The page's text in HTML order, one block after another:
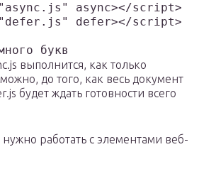
async></script>
defer></script>
букв
выполнится, как только
до того, как весь документ
будет ждать готовности всего
работать с элементами веб-